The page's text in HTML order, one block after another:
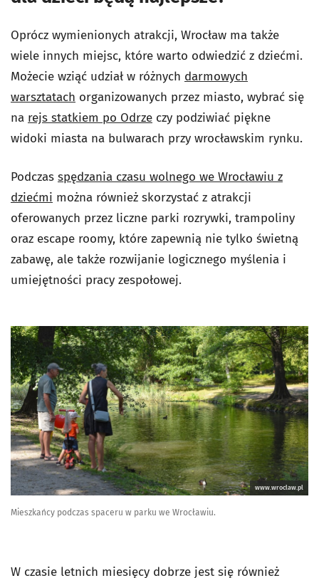
Oprócz wymienionych atrakcji, Wrocław ma także
wiele innych miejsc, które warto odwiedzić z dziećmi.
Możecie wziąć udział w różnych darmowych
warsztatach organizowanych przez miasto, wybrać się
na rejs statkiem po Odrze czy podziwiać piękne
widoki miasta na bulwarach przy wrocławskim rynku.
Podczas spędzania czasu wolnego we Wrocławiu z
dziećmi można również skorzystać z atrakcji
oferowanych przez liczne parki rozrywki, trampoliny
oraz escape roomy, które zapewnią nie tylko świetną
zabawę, ale także rozwijanie logicznego myślenia i
umiejętności pracy zespołowej.
www.wroclaw.pl
Mieszkańcy podczas spaceru w parku we Wrocławiu.
W czasie letnich miesięcy dobrze jest się również